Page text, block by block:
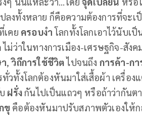
ลงทั้งหลาย ก็คือความต้องการที่จะเ
เคย ครอบงำโลกทั้งโลกเอาไว้นับเ
ไม่ว่าในทางการเมือง-เศรษฐกิจ-สัง
,วิถีการใช้ชีวิตไปจนถึง การค้า-กา
วทั้งโลกต้องหันมาใส่เสื้อผ้า เครื่อง
ฝรั่งกันไปเป็นแถวๆ หรือถ้าว่ากันต
ขุ คือต้องหันมาปรับสภาพตัวเองให้ก